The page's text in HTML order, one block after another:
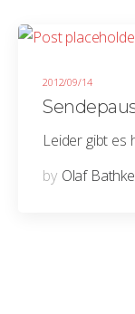
2012/09/14
Leider gibt es
by Olaf Bathke